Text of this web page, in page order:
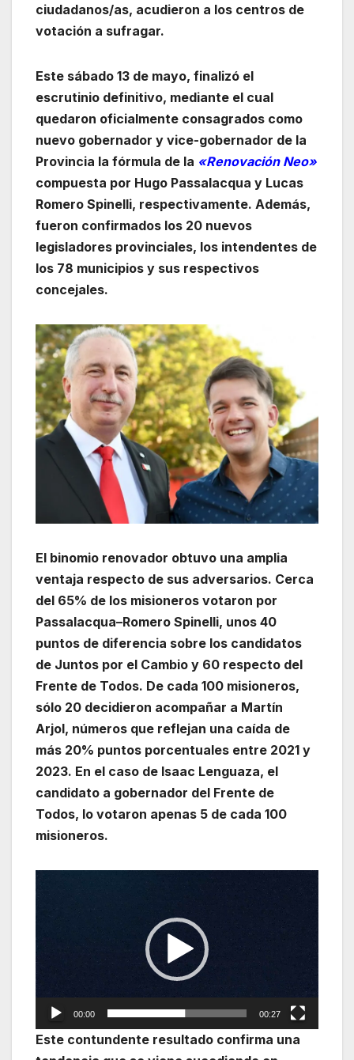
ciudadanos/as, acudieron a los centros de
votación a sufragar.
Este sábado 13 de mayo, finalizó el
escrutinio definitivo, mediante el cual
quedaron oficialmente consagrados como
nuevo gobernador y vice-gobernador de la
Provincia la fórmula de la «Renovación Neo»
compuesta por Hugo Passalacqua y Lucas
Romero Spinelli, respectivamente. Además,
fueron confirmados los 20 nuevos
legisladores provinciales, los intendentes de
los 78 municipios y sus respectivos
concejales.
El binomio renovador obtuvo una amplia
ventaja respecto de sus adversarios. Cerca
del 65% de los misioneros votaron por
Passalacqua–Romero Spinelli, unos 40
puntos de diferencia sobre los candidatos
de Juntos por el Cambio y 60 respecto del
Frente de Todos. De cada 100 misioneros,
sólo 20 decidieron acompañar a Martín
Arjol, números que reflejan una caída de
más 20% puntos porcentuales entre 2021 y
2023. En el caso de Isaac Lenguaza, el
candidato a gobernador del Frente de
Todos, lo votaron apenas 5 de cada 100
misioneros.
00:00 00:27
Este contundente resultado confirma una